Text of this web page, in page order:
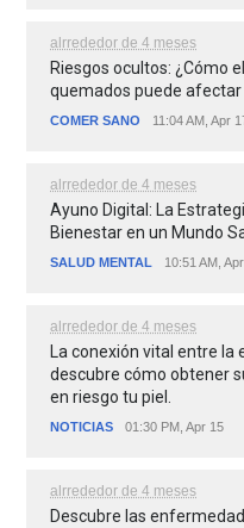
alrrededor de 4 meses
Riesgos ocultos: ¿Cómo
quemados puede
COMER SANO 11:04 AM, Apr
alrrededor de 4 meses
Ayuno Digital: La
Bienestar en un Mundo
SALUD MENTAL 10:51 AM,
alrrededor de 4 meses
La conexión vital entre la
descubre cómo obtener
en riesgo tu piel.
NOTICIAS 01:30 PM, Apr 15
alrrededor de 4 meses
Descubre las